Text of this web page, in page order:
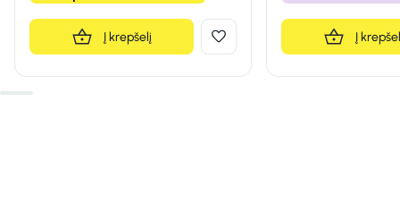
Į krepšelį Į